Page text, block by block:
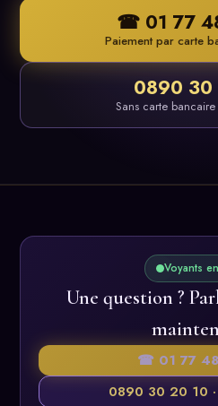
☎ 01 77
Paiement par carte
0890 30
Sans carte
Voyants
Une question ?
☎ 01 77
0890 30 20 10